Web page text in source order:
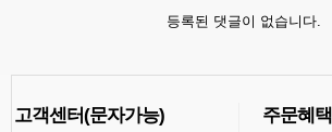
등록된 댓글이 없습니다.
고객센터(문자가능) 주문혜택